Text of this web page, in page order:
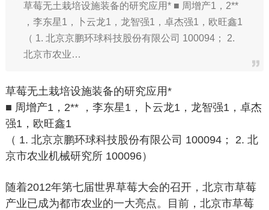
草莓无土栽培设施装备的研究应用* ■ 周增产1，2**
，李东星1，卜云龙1，龙智强1，卓杰强1，欧旺鑫1
（ 1. 北京京鹏环球科技股份有限公司 100094； 2.
北京市农业…
草莓无土栽培设施装备的研究应用*
■ 周增产1，2** ，李东星1，卜云龙1，龙智强1，卓杰
强1，欧旺鑫1
（ 1. 北京京鹏环球科技股份有限公司 100094； 2. 北
京市农业机械研究所 100096）
随着2012年第七届世界草莓大会的召开，北京市草莓
产业已成为都市农业的一大亮点。目前，北京市草莓